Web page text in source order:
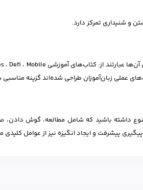
و شنیداری تمرکز دارد.
عملی زبان‌آموزان طراحی شده‌اند گزینه
متنوع داشته باشید که شامل مطالعه، گوش
پیشرفت و ایجاد انگیزه نیز از عوامل